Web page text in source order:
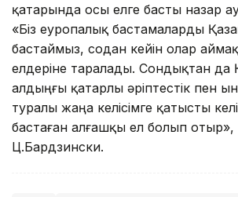
қатарында осы елге басты назар
«Біз еуропалық бастамаларды
бастаймыз, содан кейін олар
елдеріне таралады. Сондықтан да
алдыңғы қатарлы әріптестік пен
туралы жаңа келісімге қатысты
бастаған алғашқы ел болып отыр»,
Ц.Бардзински.